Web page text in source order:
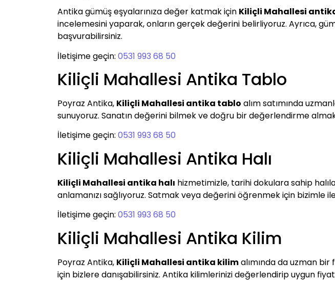
Antika gümüş eşyalarınıza değer katmak için Kiliçli Mahallesi
incelemesini yaparak, onların gerçek değerini belirliyoruz. Ayrıca,
başvurabilirsiniz.
İletişime geçin: 0531 993 68 50
Kiliçli Mahallesi Antika Tablo
Poyraz Antika, Kiliçli Mahallesi antika tablo alım satımında
sunuyoruz. Sanatın değerini bilmek ve doğru bir değerlendirme
İletişime geçin: 0531 993 68 50
Kiliçli Mahallesi Antika Halı
Kiliçli Mahallesi antika halı hizmetimizle, tarihi dokulara sahip
anlamanızı sağlıyoruz. Satmak veya değerini öğrenmek için bizimle
İletişime geçin: 0531 993 68 50
Kiliçli Mahallesi Antika Kilim
Poyraz Antika, Kiliçli Mahallesi antika kilimalımında da uzman
için bizlere danışabilirsiniz. Antika kilimlerinizi değerlendirip uygun